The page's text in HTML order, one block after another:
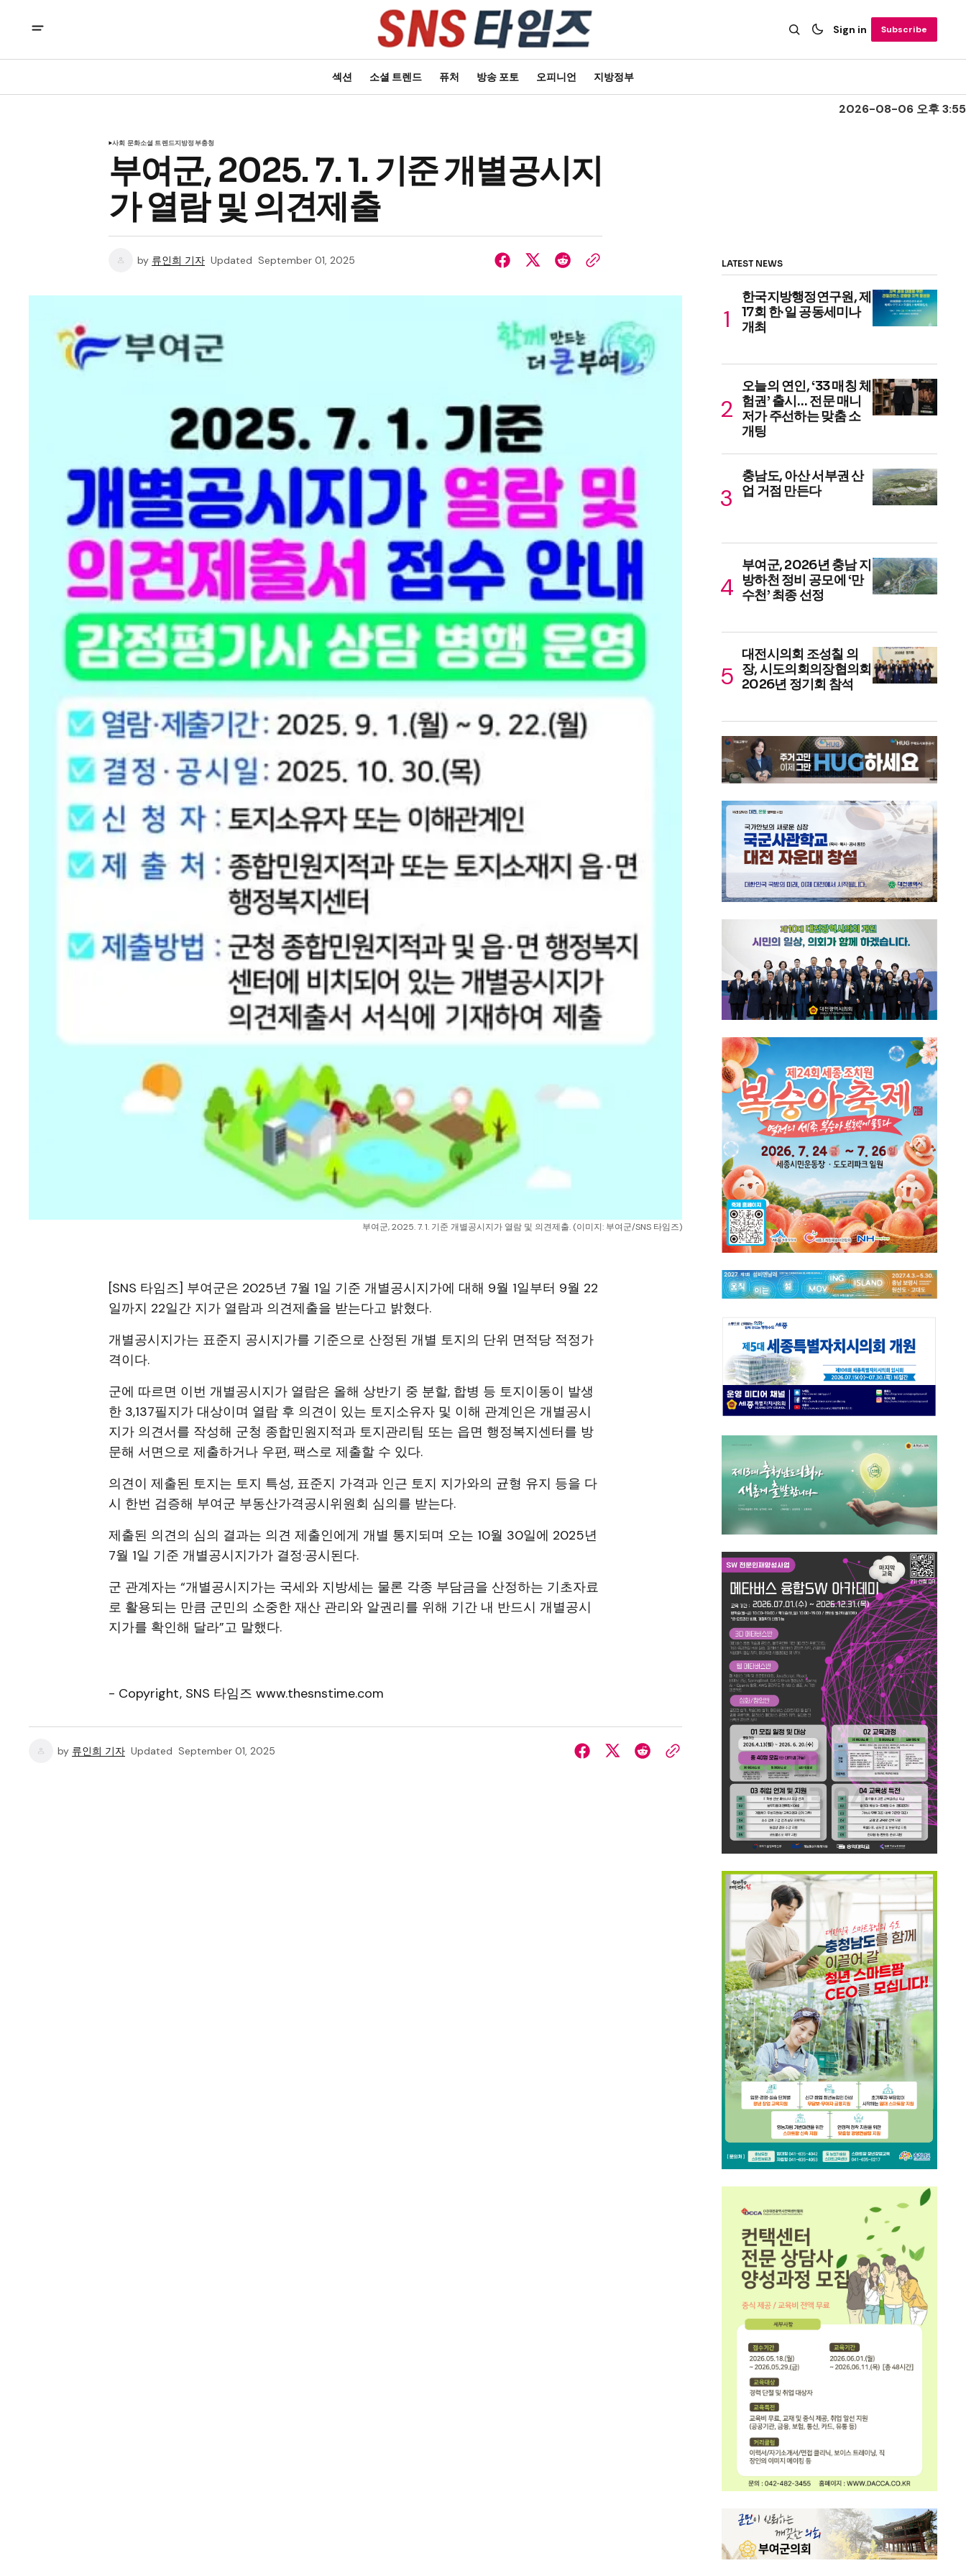
Sign in Subscribe
섹션 소셜 트렌드 퓨처 방송 포토 오피니언 지방정부
2026-08-06 오후 3:55
사회 문화소셜 트렌드지방정부충청
부여군, 2025. 7. 1. 기준 개별공시지
가 열람 및 의견제출
by 류인희 기자 Updated September 01, 2025
부여군, 2025. 7. 1. 기준 개별공시지가 열람 및 의견제출. (이미지: 부여군/SNS 타임즈)
[SNS 타임즈] 부여군은 2025년 7월 1일 기준 개별공시지가에 대해 9월 1일부터 9월 22
일까지 22일간 지가 열람과 의견제출을 받는다고 밝혔다.
개별공시지가는 표준지 공시지가를 기준으로 산정된 개별 토지의 단위 면적당 적정가
격이다.
군에 따르면 이번 개별공시지가 열람은 올해 상반기 중 분할, 합병 등 토지이동이 발생
한 3,137필지가 대상이며 열람 후 의견이 있는 토지소유자 및 이해 관계인은 개별공시
지가 의견서를 작성해 군청 종합민원지적과 토지관리팀 또는 읍면 행정복지센터를 방
문해 서면으로 제출하거나 우편, 팩스로 제출할 수 있다.
의견이 제출된 토지는 토지 특성, 표준지 가격과 인근 토지 지가와의 균형 유지 등을 다
시 한번 검증해 부여군 부동산가격공시위원회 심의를 받는다.
제출된 의견의 심의 결과는 의견 제출인에게 개별 통지되며 오는 10월 30일에 2025년
7월 1일 기준 개별공시지가가 결정·공시된다.
군 관계자는 “개별공시지가는 국세와 지방세는 물론 각종 부담금을 산정하는 기초자료
로 활용되는 만큼 군민의 소중한 재산 관리와 알권리를 위해 기간 내 반드시 개별공시
지가를 확인해 달라”고 말했다.
- Copyright, SNS 타임즈 www.thesnstime.com
by 류인희 기자 Updated September 01, 2025
LATEST NEWS
한국지방행정연구원, 제
17회 한·일 공동세미나
개최
오늘의 연인, ‘33 매칭 체
험권’ 출시… 전문 매니
저가 주선하는 맞춤 소
개팅
충남도, 아산 서부권 산
업 거점 만든다
부여군, 2026년 충남 지
방하천 정비 공모에 ‘만
수천’ 최종 선정
대전시의회 조성칠 의
장, 시도의회의장협의회
2026년 정기회 참석